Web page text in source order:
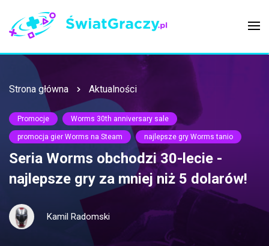
Strona główna Aktualności
Promocje Worms 30th anniversary sale
promocja gier Worms na Steam najlepsze gry Worms tanio
Seria Worms obchodzi 30-lecie -
najlepsze gry za mniej niż 5 dolarów!
Kamil Radomski